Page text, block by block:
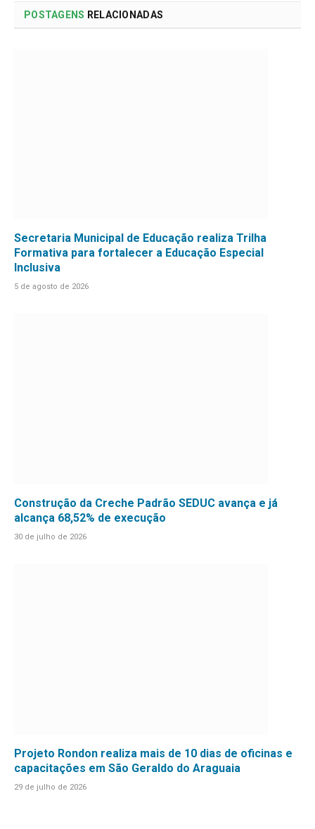
POSTAGENS RELACIONADAS
Secretaria Municipal de Educação realiza Trilha
Formativa para fortalecer a Educação Especial
Inclusiva
5 de agosto de 2026
Construção da Creche Padrão SEDUC avança e já
alcança 68,52% de execução
30 de julho de 2026
Projeto Rondon realiza mais de 10 dias de oficinas e
capacitações em São Geraldo do Araguaia
29 de julho de 2026